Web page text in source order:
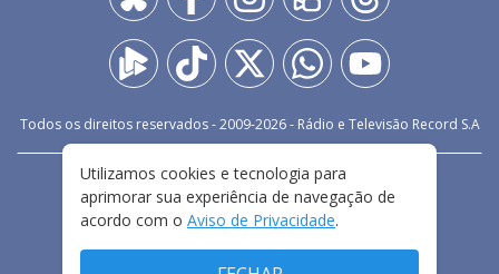
Todos os direitos reservados - 2009-2026- Rádio e Televisão Record S.A
FALE CONOSCO
PRIVACIDADE
TERMOS E CONDIÇÕES DE USO
Utilizamos cookies e tecnologia para
aprimorar sua experiência de navegação de
acordo com o Aviso de Privacidade.